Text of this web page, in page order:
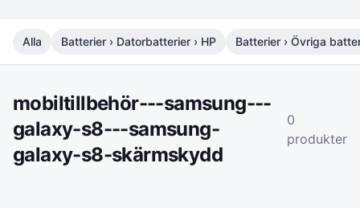
Alla Batterier › Datorbatterier › HP Batterier › Övriga
mobiltillbehör---samsung---
galaxy-s8---samsung-
galaxy-s8-skärmskydd
0
produkter